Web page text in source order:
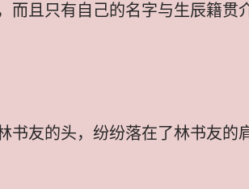
且只有自己的名字与生辰籍贯
友的头，纷纷落在了林书友的